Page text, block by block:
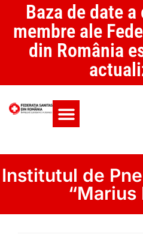
Baza de date
membre ale
din România
Institutul de
“Marius